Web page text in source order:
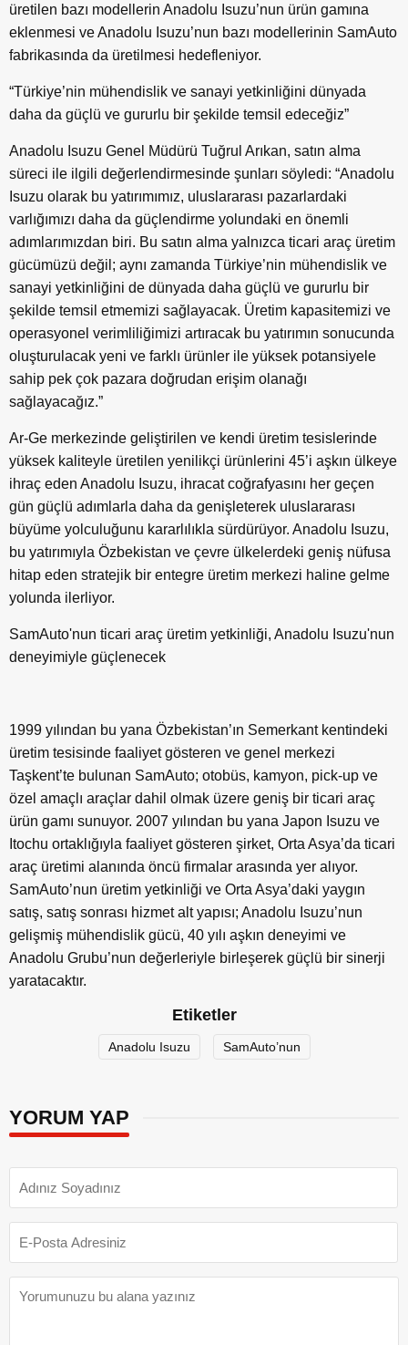
üretilen bazı modellerin Anadolu Isuzu’nun ürün gamına
eklenmesi ve Anadolu Isuzu’nun bazı modellerinin SamAuto
fabrikasında da üretilmesi hedefleniyor.
“Türkiye’nin mühendislik ve sanayi yetkinliğini dünyada
daha da güçlü ve gururlu bir şekilde temsil edeceğiz”
Anadolu Isuzu Genel Müdürü Tuğrul Arıkan, satın alma
süreci ile ilgili değerlendirmesinde şunları söyledi: “Anadolu
Isuzu olarak bu yatırımımız, uluslararası pazarlardaki
varlığımızı daha da güçlendirme yolundaki en önemli
adımlarımızdan biri. Bu satın alma yalnızca ticari araç üretim
gücümüzü değil; aynı zamanda Türkiye’nin mühendislik ve
sanayi yetkinliğini de dünyada daha güçlü ve gururlu bir
şekilde temsil etmemizi sağlayacak. Üretim kapasitemizi ve
operasyonel verimliliğimizi artıracak bu yatırımın sonucunda
oluşturulacak yeni ve farklı ürünler ile yüksek potansiyele
sahip pek çok pazara doğrudan erişim olanağı
sağlayacağız.”
Ar-Ge merkezinde geliştirilen ve kendi üretim tesislerinde
yüksek kaliteyle üretilen yenilikçi ürünlerini 45’i aşkın ülkeye
ihraç eden Anadolu Isuzu, ihracat coğrafyasını her geçen
gün güçlü adımlarla daha da genişleterek uluslararası
büyüme yolculuğunu kararlılıkla sürdürüyor. Anadolu Isuzu,
bu yatırımıyla Özbekistan ve çevre ülkelerdeki geniş nüfusa
hitap eden stratejik bir entegre üretim merkezi haline gelme
yolunda ilerliyor.
SamAuto'nun ticari araç üretim yetkinliği, Anadolu Isuzu'nun
deneyimiyle güçlenecek
1999 yılından bu yana Özbekistan’ın Semerkant kentindeki
üretim tesisinde faaliyet gösteren ve genel merkezi
Taşkent’te bulunan SamAuto; otobüs, kamyon, pick-up ve
özel amaçlı araçlar dahil olmak üzere geniş bir ticari araç
ürün gamı sunuyor. 2007 yılından bu yana Japon Isuzu ve
Itochu ortaklığıyla faaliyet gösteren şirket, Orta Asya’da ticari
araç üretimi alanında öncü firmalar arasında yer alıyor.
SamAuto’nun üretim yetkinliği ve Orta Asya’daki yaygın
satış, satış sonrası hizmet alt yapısı; Anadolu Isuzu’nun
gelişmiş mühendislik gücü, 40 yılı aşkın deneyimi ve
Anadolu Grubu’nun değerleriyle birleşerek güçlü bir sinerji
yaratacaktır.
Etiketler
Anadolu Isuzu SamAuto’nun
YORUM YAP